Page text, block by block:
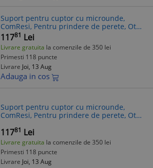
Suport pentru cuptor cu microunde,
ComResi, Pentru prindere de perete, Otel
inoxidabil, Negru
11781 Lei
Livrare gratuita la comenzile de 350 lei
Primesti 118 puncte
Livrare Joi, 13 Aug
Adauga in cos
Suport pentru cuptor cu microunde,
ComResi, Pentru prindere de perete, Otel
11781 Lei
Livrare gratuita la comenzile de 350 lei
Primesti 118 puncte
Livrare Joi, 13 Aug